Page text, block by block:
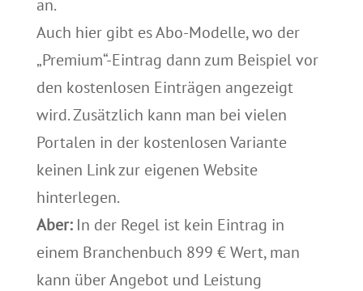
an.
Auch hier gibt es Abo-Modelle, wo der
„Premium“-Eintrag dann zum Beispiel vor
den kostenlosen Einträgen angezeigt
wird. Zusätzlich kann man bei vielen
Portalen in der kostenlosen Variante
keinen Link zur eigenen Website
hinterlegen.
Aber:In der Regel ist kein Eintrag in
einem Branchenbuch 899 € Wert, man
kann über Angebot und Leistung